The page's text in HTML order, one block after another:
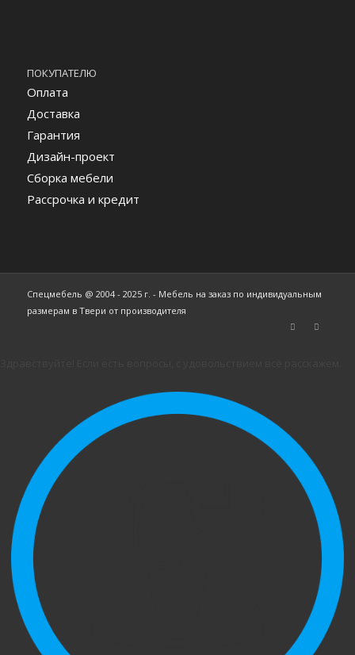
ПОКУПАТЕЛЮ
Оплата
Доставка
Гарантия
Дизайн-проект
Сборка мебели
Рассрочка и кредит
Спецмебель @ 2004 - 2025 г. - Мебель на заказ по индивидуальным
размерам в Твери от производителя